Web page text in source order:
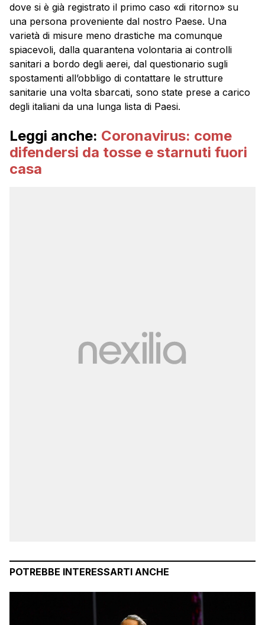
dove si è già registrato il primo caso «di ritorno» su
una persona proveniente dal nostro Paese. Una
varietà di misure meno drastiche ma comunque
spiacevoli, dalla quarantena volontaria ai controlli
sanitari a bordo degli aerei, dal questionario sugli
spostamenti all’obbligo di contattare le strutture
sanitarie una volta sbarcati, sono state prese a carico
degli italiani da una lunga lista di Paesi.
Leggi anche: Coronavirus: come
difendersi da tosse e starnuti fuori
casa
POTREBBE INTERESSARTI ANCHE